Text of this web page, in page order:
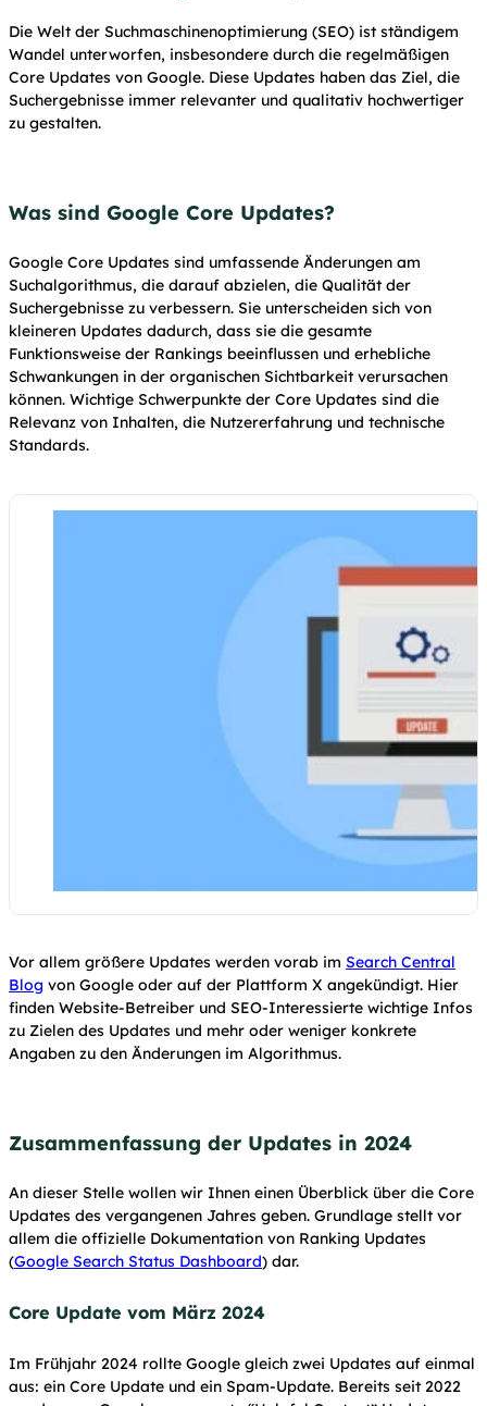
Die Welt der Suchmaschinenoptimierung (SEO) ist ständigem
Wandel unterworfen, insbesondere durch die regelmäßigen
Core Updates von Google. Diese Updates haben das Ziel, die
Suchergebnisse immer relevanter und qualitativ hochwertiger
zu gestalten.
Was sind Google Core Updates?
Google Core Updates sind umfassende Änderungen am
Suchalgorithmus, die darauf abzielen, die Qualität der
Suchergebnisse zu verbessern. Sie unterscheiden sich von
kleineren Updates dadurch, dass sie die gesamte
Funktionsweise der Rankings beeinflussen und erhebliche
Schwankungen in der organischen Sichtbarkeit verursachen
können. Wichtige Schwerpunkte der Core Updates sind die
Relevanz von Inhalten, die Nutzererfahrung und technische
Standards.
Vor allem größere Updates werden vorab im Search Central
Blog von Google oder auf der Plattform X angekündigt. Hier
finden Website-Betreiber und SEO-Interessierte wichtige Infos
zu Zielen des Updates und mehr oder weniger konkrete
Angaben zu den Änderungen im Algorithmus.
Zusammenfassung der Updates in 2024
An dieser Stelle wollen wir Ihnen einen Überblick über die Core
Updates des vergangenen Jahres geben. Grundlage stellt vor
allem die offizielle Dokumentation von Ranking Updates
(Google Search Status Dashboard) dar.
Core Update vom März 2024
Im Frühjahr 2024 rollte Google gleich zwei Updates auf einmal
aus: ein Core Update und ein Spam-Update. Bereits seit 2022